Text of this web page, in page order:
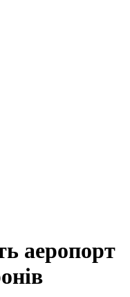
аеропорт